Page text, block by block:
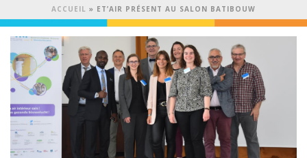
ACCUEIL » ET’AIR PRÉSENT AU SALON BATIBOUW